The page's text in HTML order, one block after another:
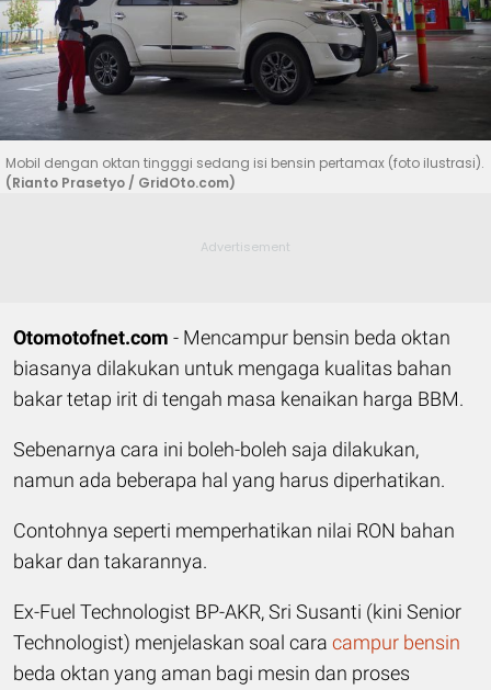
Mobil dengan oktan tingggi sedang isi bensin pertamax (foto ilustrasi).
(Rianto Prasetyo / GridOto.com)
Otomotofnet.com - Mencampur bensin beda oktan
biasanya dilakukan untuk mengaga kualitas bahan
bakar tetap irit di tengah masa kenaikan harga BBM.
Sebenarnya cara ini boleh-boleh saja dilakukan,
namun ada beberapa hal yang harus diperhatikan.
Contohnya seperti memperhatikan nilai RON bahan
bakar dan takarannya.
Ex-Fuel Technologist BP-AKR, Sri Susanti (kini Senior
Technologist) menjelaskan soal cara campur bensin
beda oktan yang aman bagi mesin dan proses